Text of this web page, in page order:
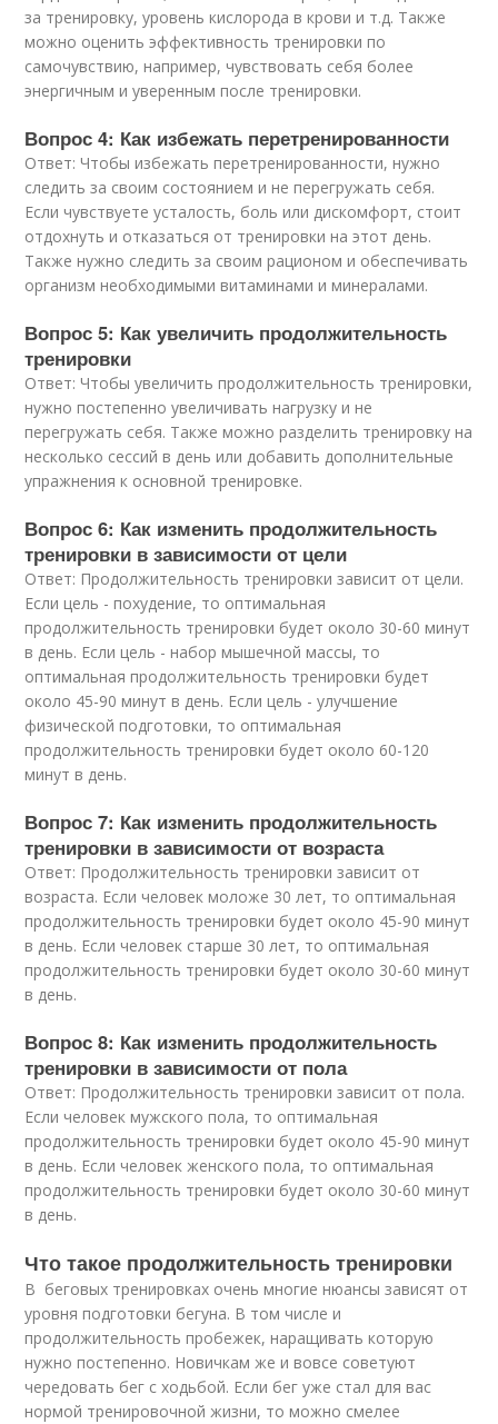
за тренировку, уровень кислорода в крови и т.д. Также
можно оценить эффективность тренировки по
самочувствию, например, чувствовать себя более
энергичным и уверенным после тренировки.
Вопрос 4: Как избежать перетренированности
Ответ: Чтобы избежать перетренированности, нужно
следить за своим состоянием и не перегружать себя.
Если чувствуете усталость, боль или дискомфорт, стоит
отдохнуть и отказаться от тренировки на этот день.
Также нужно следить за своим рационом и обеспечивать
организм необходимыми витаминами и минералами.
Вопрос 5: Как увеличить продолжительность
тренировки
Ответ: Чтобы увеличить продолжительность тренировки,
нужно постепенно увеличивать нагрузку и не
перегружать себя. Также можно разделить тренировку на
несколько сессий в день или добавить дополнительные
упражнения к основной тренировке.
Вопрос 6: Как изменить продолжительность
тренировки в зависимости от цели
Ответ: Продолжительность тренировки зависит от цели.
Если цель - похудение, то оптимальная
продолжительность тренировки будет около 30-60 минут
в день. Если цель - набор мышечной массы, то
оптимальная продолжительность тренировки будет
около 45-90 минут в день. Если цель - улучшение
физической подготовки, то оптимальная
продолжительность тренировки будет около 60-120
минут в день.
Вопрос 7: Как изменить продолжительность
тренировки в зависимости от возраста
Ответ: Продолжительность тренировки зависит от
возраста. Если человек моложе 30 лет, то оптимальная
продолжительность тренировки будет около 45-90 минут
в день. Если человек старше 30 лет, то оптимальная
продолжительность тренировки будет около 30-60 минут
в день.
Вопрос 8: Как изменить продолжительность
тренировки в зависимости от пола
Ответ: Продолжительность тренировки зависит от пола.
Если человек мужского пола, то оптимальная
продолжительность тренировки будет около 45-90 минут
в день. Если человек женского пола, то оптимальная
продолжительность тренировки будет около 30-60 минут
в день.
Что такое продолжительность тренировки
В беговых тренировках очень многие нюансы зависят от
уровня подготовки бегуна. В том числе и
продолжительность пробежек, наращивать которую
нужно постепенно. Новичкам же и вовсе советуют
чередовать бег с ходьбой. Если бег уже стал для вас
нормой тренировочной жизни, то можно смелее